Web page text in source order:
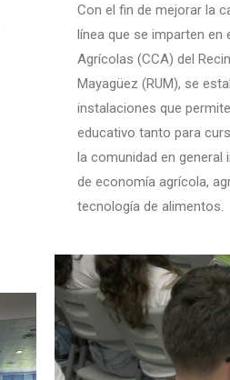
Con el fin de mejorar la
línea que se imparten en
Agrícolas (CCA) del
Mayagüez (RUM), se
instalaciones que
educativo tanto para
la comunidad en
de economía agrícola,
tecnología de alimentos.